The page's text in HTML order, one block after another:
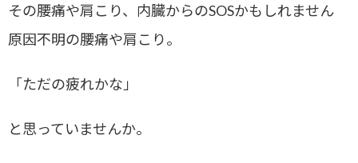
その腰痛や肩こり、内臓からのSOSかもしれません
原因不明の腰痛や肩こり。
「ただの疲れかな」
と思っていませんか。